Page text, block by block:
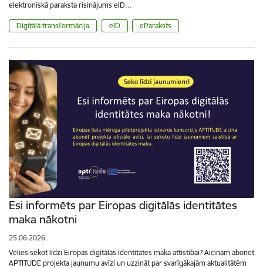
elektroniskā paraksta risinājums eID…
Digitālā transformācija eID eParaksts
Esi informēts par Eiropas digitālās identitātes
maka nākotni
25.06.2026.
Vēlies sekot līdzi Eiropas digitālās identitātes maka attīstībai? Aicinām abonēt
APTITUDE projekta jaunumu avīzi un uzzināt par svarīgākajām aktualitātēm